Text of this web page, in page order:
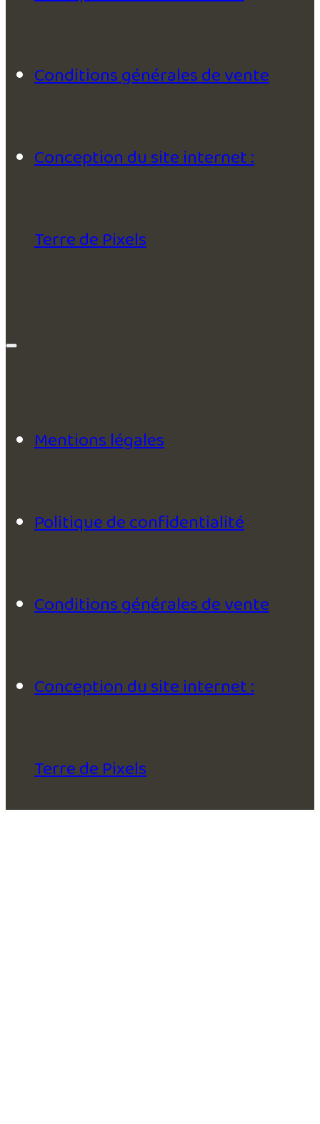
Conditions générales de vente
Conception du site internet :
Terre de Pixels
Mentions légales
Politique de confidentialité
Conditions générales de vente
Conception du site internet :
Terre de Pixels